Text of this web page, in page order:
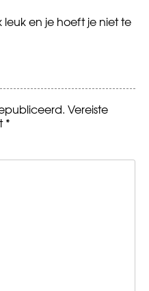
leuk en je hoeft je niet te
Vereiste
*